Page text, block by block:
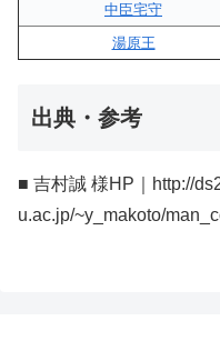
中臣宅守
湯原王
出典・参考
■ 吉村誠 様HP｜http://
u.ac.jp/~y_makoto/